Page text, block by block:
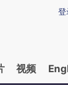
成，可能与原
登
视频